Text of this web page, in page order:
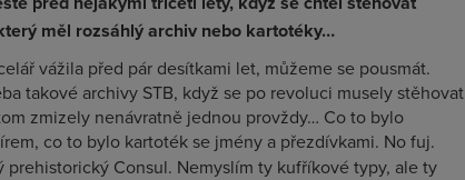
měl rozsáhlý archiv nebo kartotéky…
vážila před pár desítkami let, můžeme se pousmát.
takové archivy STB, když se po revoluci musely stěhovat
zmizely nenávratně jednou provždy… Co to bylo
co to bylo kartoték se jmény a přezdívkami. No fuj.
Consul. Nemyslím ty kufříkové typy, ale ty